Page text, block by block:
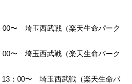
00〜 埼玉西武戦（楽天生命パーク
00〜 埼玉西武戦（楽天生命パーク
13：00〜 埼玉西武戦（楽天生命パ